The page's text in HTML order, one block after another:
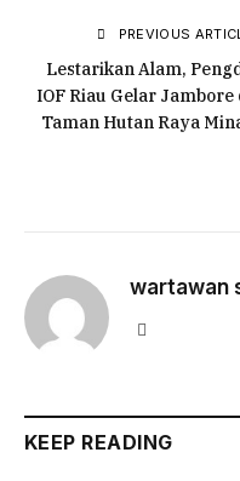
PREVIOUS
Lestarikan Alam,
IOF Riau Gelar Jambore
Taman Hutan Raya
wartawan
KEEP READING